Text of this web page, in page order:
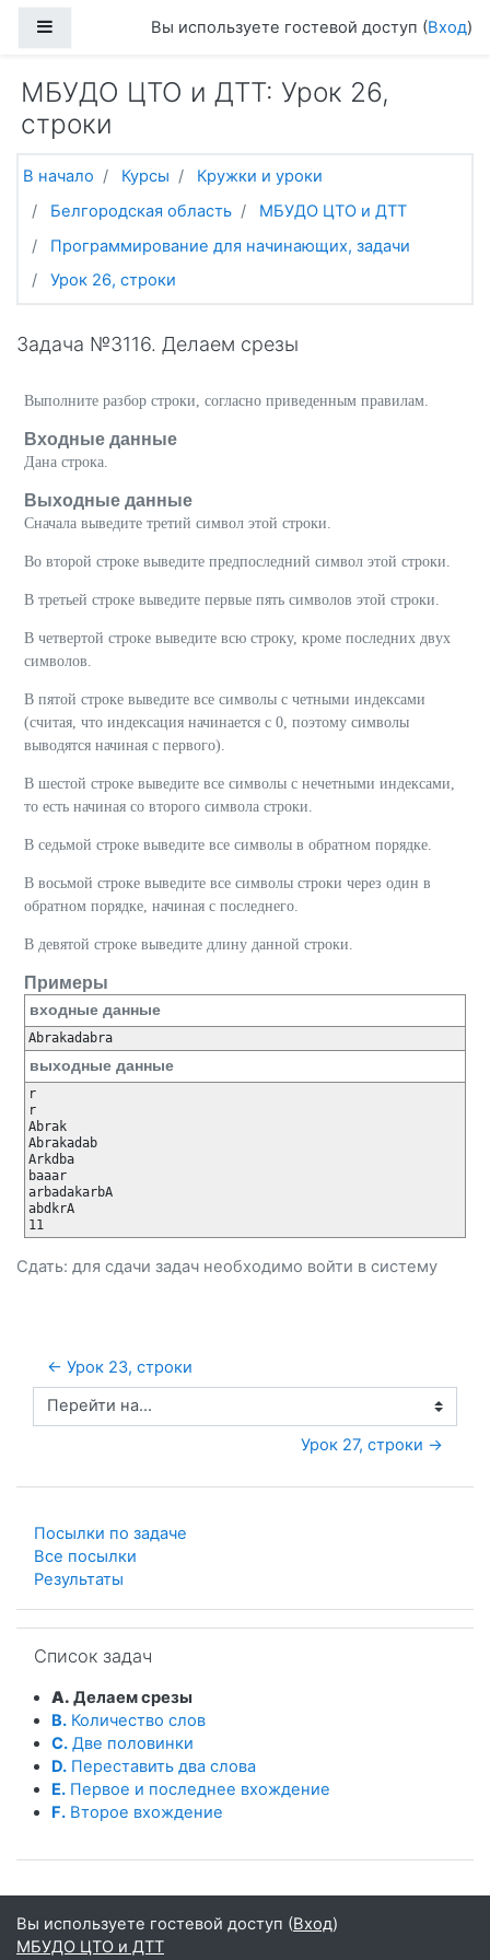
Боковая панельВы используете гостевой доступ (Вход)
МБУДО ЦТО и ДТТ: Урок 26,
строки
В начало Курсы
Кружки и уроки
Белгородская область
МБУДО ЦТО и ДТТ
Программирование для начинающих, задачи
Урок 26, строки
Задача №3116. Делаем срезы
Выполните разбор строки, согласно приведенным правилам.
Входные данные
Дана строка.
Выходные данные
Сначала выведите третий символ этой строки.
Во второй строке выведите предпоследний символ этой строки.
В третьей строке выведите первые пять символов этой строки.
В четвертой строке выведите всю строку, кроме последних двух
символов.
В пятой строке выведите все символы с четными индексами
(считая, что индексация начинается с 0, поэтому символы
выводятся начиная с первого).
В шестой строке выведите все символы с нечетными индексами,
то есть начиная со второго символа строки.
В седьмой строке выведите все символы в обратном порядке.
В восьмой строке выведите все символы строки через один в
обратном порядке, начиная с последнего.
В девятой строке выведите длину данной строки.
Примеры
входные данные
выходные данные
r
r
Abrak
Abrakadab
Arkdba
baaar
arbadakarbA
abdkrA
Сдать: для сдачи задач необходимо войти в систему
← Урок 23, строки
Перейти на...
Урок 27, строки →
Посылки по задаче
Все посылки
Результаты
Список задач
A. Делаем срезы
B. Количество слов
C. Две половинки
D. Переставить два слова
E. Первое и последнее вхождение
F. Второе вхождение
Вы используете гостевой доступ (Вход)
МБУДО ЦТО и ДТТ